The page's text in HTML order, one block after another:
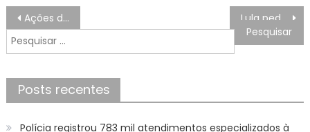
Navegação
de
Post
Ações de petróleo, gás e combustível têm movimentação recorde na B3
Pesquisar
por:
Posts recentes
Polícia registrou 783 mil atendimentos especializados à